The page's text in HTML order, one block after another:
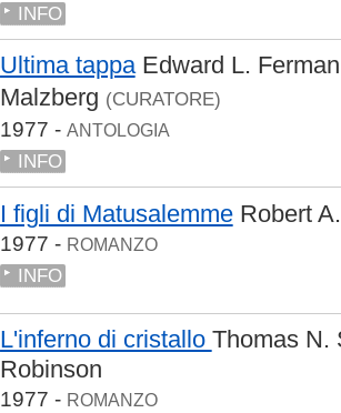
INFO
Ultima tappa Edward L.
Malzberg (CURATORE)
1977 - ANTOLOGIA
INFO
I figli di Matusalemme Robert
1977 - ROMANZO
INFO
L'inferno di cristallo Thomas N.
Robinson
1977 - ROMANZO